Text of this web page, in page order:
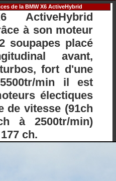
de la BMW X6 ActiveHybrid
ActiveHybrid
à son moteur
soupapes placé
avant,
fort d'une
min il est
électiques
de vitesse (91ch
à 2500tr/min)
ch.